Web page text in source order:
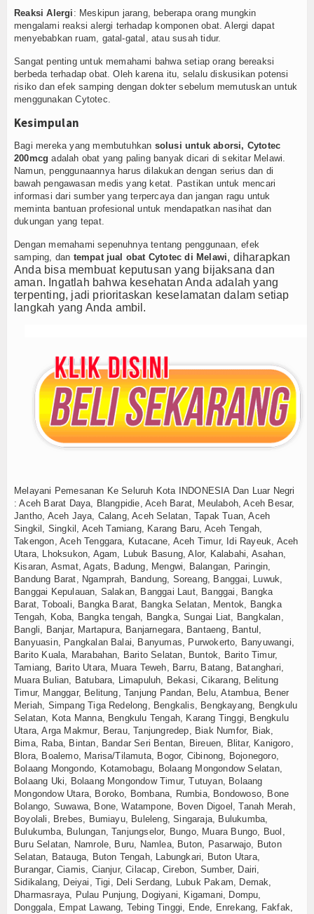
Reaksi Alergi : Meskipun jarang, beberapa orang mungkin
mengalami reaksi alergi terhadap komponen obat. Alergi dapat
menyebabkan ruam, gatal-gatal, atau susah tidur.
Sangat penting untuk memahami bahwa setiap orang bereaksi
berbeda terhadap obat. Oleh karena itu, selalu diskusikan potensi
risiko dan efek samping dengan dokter sebelum memutuskan untuk
menggunakan Cytotec.
Kesimpulan
Bagi mereka yang membutuhkan solusi untuk aborsi, Cytotec
200mcg adalah obat yang paling banyak dicari di sekitar Melawi.
Namun, penggunaannya harus dilakukan dengan serius dan di
bawah pengawasan medis yang ketat. Pastikan untuk mencari
informasi dari sumber yang terpercaya dan jangan ragu untuk
meminta bantuan profesional untuk mendapatkan nasihat dan
dukungan yang tepat.
Dengan memahami sepenuhnya tentang penggunaan, efek
samping, dan tempat jual obat Cytotec di Melawi, diharapkan
Anda bisa membuat keputusan yang bijaksana dan
aman. Ingatlah bahwa kesehatan Anda adalah yang
terpenting, jadi prioritaskan keselamatan dalam setiap
langkah yang Anda ambil.
Melayani Pemesanan Ke Seluruh Kota INDONESIA Dan Luar Negri
: Aceh Barat Daya, Blangpidie, Aceh Barat, Meulaboh, Aceh Besar,
Jantho, Aceh Jaya, Calang, Aceh Selatan, Tapak Tuan, Aceh
Singkil, Singkil, Aceh Tamiang, Karang Baru, Aceh Tengah,
Takengon, Aceh Tenggara, Kutacane, Aceh Timur, Idi Rayeuk, Aceh
Utara, Lhoksukon, Agam, Lubuk Basung, Alor, Kalabahi, Asahan,
Kisaran, Asmat, Agats, Badung, Mengwi, Balangan, Paringin,
Bandung Barat, Ngamprah, Bandung, Soreang, Banggai, Luwuk,
Banggai Kepulauan, Salakan, Banggai Laut, Banggai, Bangka
Barat, Toboali, Bangka Barat, Bangka Selatan, Mentok, Bangka
Tengah, Koba, Bangka tengah, Bangka, Sungai Liat, Bangkalan,
Bangli, Banjar, Martapura, Banjarnegara, Bantaeng, Bantul,
Banyuasin, Pangkalan Balai, Banyumas, Purwokerto, Banyuwangi,
Barito Kuala, Marabahan, Barito Selatan, Buntok, Barito Timur,
Tamiang, Barito Utara, Muara Teweh, Barru, Batang, Batanghari,
Muara Bulian, Batubara, Limapuluh, Bekasi, Cikarang, Belitung
Timur, Manggar, Belitung, Tanjung Pandan, Belu, Atambua, Bener
Meriah, Simpang Tiga Redelong, Bengkalis, Bengkayang, Bengkulu
Selatan, Kota Manna, Bengkulu Tengah, Karang Tinggi, Bengkulu
Utara, Arga Makmur, Berau, Tanjungredep, Biak Numfor, Biak,
Bima, Raba, Bintan, Bandar Seri Bentan, Bireuen, Blitar, Kanigoro,
Blora, Boalemo, Marisa/Tilamuta, Bogor, Cibinong, Bojonegoro,
Bolaang Mongondo, Kotamobagu, Bolaang Mongondow Selatan,
Bolaang Uki, Bolaang Mongondow Timur, Tutuyan, Bolaang
Mongondow Utara, Boroko, Bombana, Rumbia, Bondowoso, Bone
Bolango, Suwawa, Bone, Watampone, Boven Digoel, Tanah Merah,
Boyolali, Brebes, Bumiayu, Buleleng, Singaraja, Bulukumba,
Bulukumba, Bulungan, Tanjungselor, Bungo, Muara Bungo, Buol,
Buru Selatan, Namrole, Buru, Namlea, Buton, Pasarwajo, Buton
Selatan, Batauga, Buton Tengah, Labungkari, Buton Utara,
Burangar, Ciamis, Cianjur, Cilacap, Cirebon, Sumber, Dairi,
Sidikalang, Deiyai, Tigi, Deli Serdang, Lubuk Pakam, Demak,
Dharmasraya, Pulau Punjung, Dogiyani, Kigamani, Dompu,
Donggala, Empat Lawang, Tebing Tinggi, Ende, Enrekang, Fakfak,